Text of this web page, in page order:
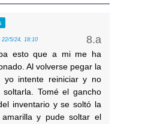
22/5/24, 18:10
esto que a mi me ha
Al volverse pegar la
yo intente reiniciar y no
soltarla. Tomé el gancho
inventario y se soltó la
amarilla y pude soltar el